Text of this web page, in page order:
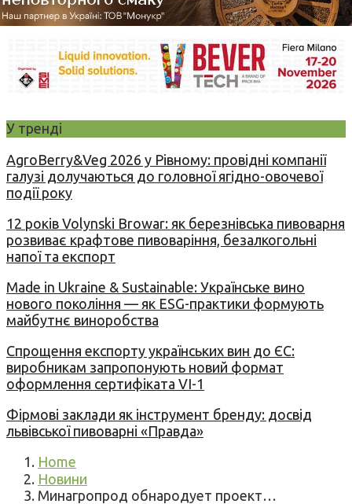
У тренді
AgroBerry&Veg 2026 у Рівному: провідні компанії
галузі долучаються до головної ягідно-овочевої
події року
12 років Volynski Browar: як березнівська пивоварня
розвиває крафтове пивоваріння, безалкогольні
напої та експорт
Made in Ukraine & Sustainable: Українське вино
нового покоління — як ESG-практики формують
майбутнє виноробства
Спрощення експорту українських вин до ЄС:
виробникам запропонують новий формат
оформлення сертифіката VI-1
Фірмові заклади як інструмент бренду: досвід
львівської пивоварні «Правда»
Home
Новини
Минагропрод обнародует проект…